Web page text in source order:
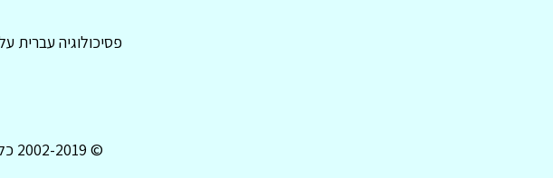
פסיכולוגיה עברית על
© 2002-2019 כל הזכויות שמורות לפסיכולוגיה עברית